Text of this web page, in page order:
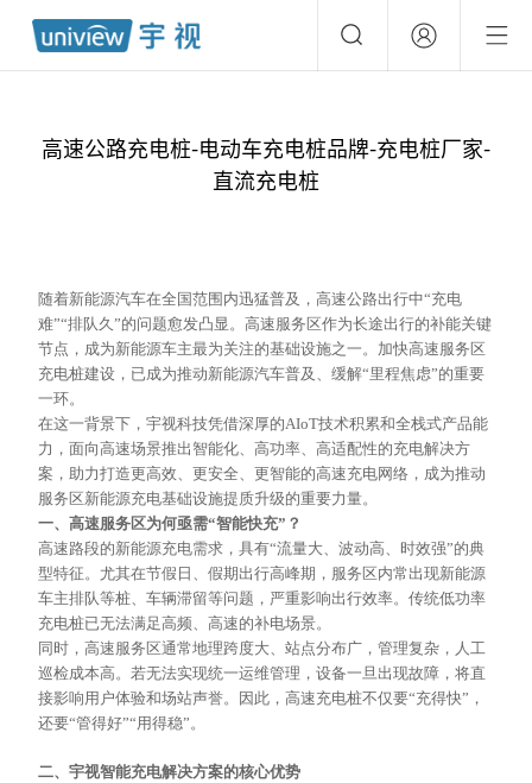
高速公路充电桩-电动车充电桩品牌-充电桩厂家-
直流充电桩
随着新能源汽车在全国范围内迅猛普及，高速公路出行中“充电
难”“排队久”的问题愈发凸显。高速服务区作为长途出行的补能关键
节点，成为新能源车主最为关注的基础设施之一。加快高速服务区
充电桩建设，已成为推动新能源汽车普及、缓解“里程焦虑”的重要
一环。
在这一背景下，宇视科技凭借深厚的AIoT技术积累和全栈式产品能
力，面向高速场景推出智能化、高功率、高适配性的充电解决方
案，助力打造更高效、更安全、更智能的高速充电网络，成为推动
服务区新能源充电基础设施提质升级的重要力量。
一、高速服务区为何亟需“智能快充”？
高速路段的新能源充电需求，具有“流量大、波动高、时效强”的典
型特征。尤其在节假日、假期出行高峰期，服务区内常出现新能源
车主排队等桩、车辆滞留等问题，严重影响出行效率。传统低功率
充电桩已无法满足高频、高速的补电场景。
同时，高速服务区通常地理跨度大、站点分布广，管理复杂，人工
巡检成本高。若无法实现统一运维管理，设备一旦出现故障，将直
接影响用户体验和场站声誉。因此，高速充电桩不仅要“充得快”，
还要“管得好”“用得稳”。
二、宇视智能充电解决方案的核心优势